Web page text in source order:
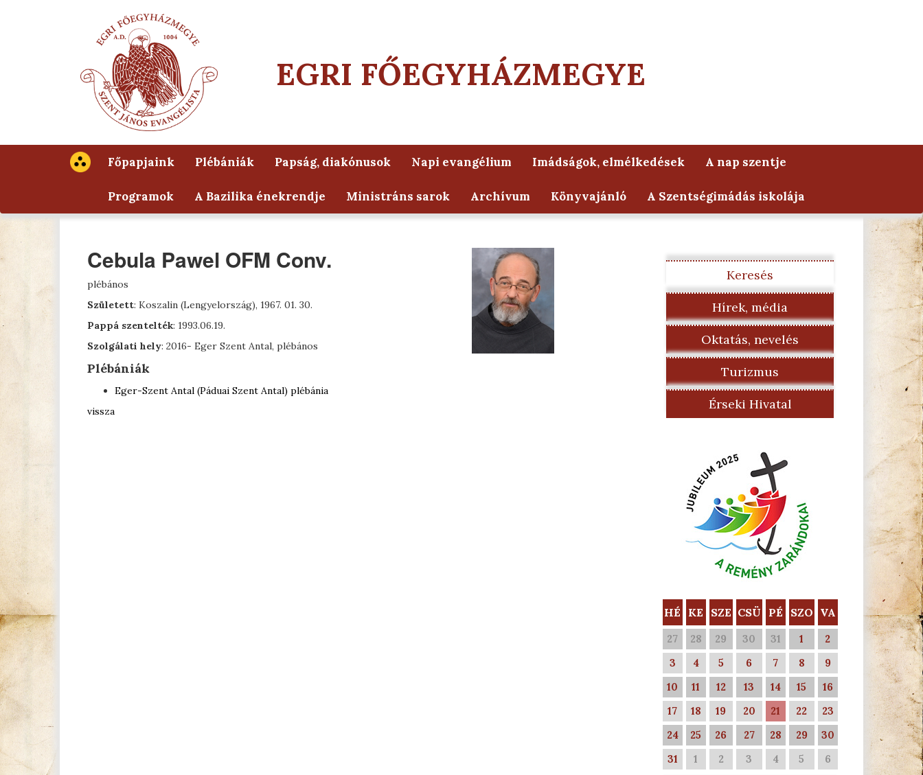
EGRI FŐEGYHÁZMEGYE
Főpapjaink Plébániák Papság, diakónusok Napi evangélium Imádságok, elmélkedések A nap szentje
Programok A Bazilika énekrendje Ministráns sarok Archívum Könyvajánló A Szentségimádás iskolája
Cebula Pawel OFM Conv.
plébános
Született: Koszalin (Lengyelország), 1967. 01. 30.
Pappá szentelték: 1993.06.19.
Szolgálati hely: 2016- Eger Szent Antal, plébános
Plébániák
Eger-Szent Antal (Páduai Szent Antal) plébánia
vissza
Keresés
Hírek, média
Oktatás, nevelés
Turizmus
Érseki Hivatal
HÉ KE SZE CSÜ PÉ SZO VA
27 28 29 30 31 1
2
3
4 5 6 7 8
9
10
11 12 13 14 15
16
17
18 19 20 21 22
23
24
25 26 27 28 29
30
31
1 2 3 4 5 6